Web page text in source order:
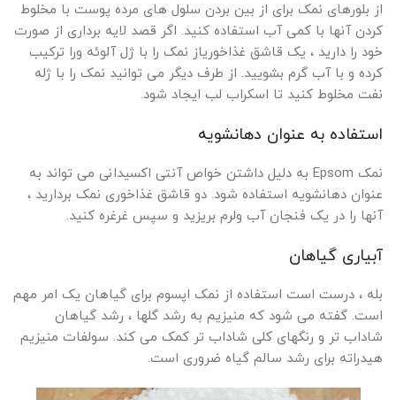
از بلورهای نمک برای از بین بردن سلول های مرده پوست با مخلوط
کردن آنها با کمی آب استفاده کنید. اگر قصد لایه برداری از صورت
خود را دارید ، یک قاشق غذاخوریاز نمک را با ژل آلوئه ورا ترکیب
کرده و با آب گرم بشویید. از طرف دیگر می توانید نمک را با ژله
نفت مخلوط کنید تا اسکراب لب ایجاد شود.
استفاده به عنوان دهانشویه
نمک Epsom به دلیل داشتن خواص آنتی اکسیدانی می تواند به
عنوان دهانشویه استفاده شود. دو قاشق غذاخوری نمک بردارید ،
آنها را در یک فنجان آب ولرم بریزید و سپس غرغره کنید.
آبیاری گیاهان
بله ، درست است استفاده از نمک اپسوم برای گیاهان یک امر مهم
است. گفته می شود که منیزیم به رشد گلها ، رشد گیاهان
شاداب تر و رنگهای کلی شاداب تر کمک می کند. سولفات منیزیم
هیدراته برای رشد سالم گیاه ضروری است.